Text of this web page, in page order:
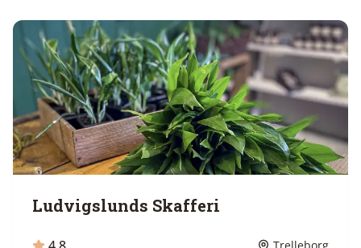
Ludvigslunds Skafferi